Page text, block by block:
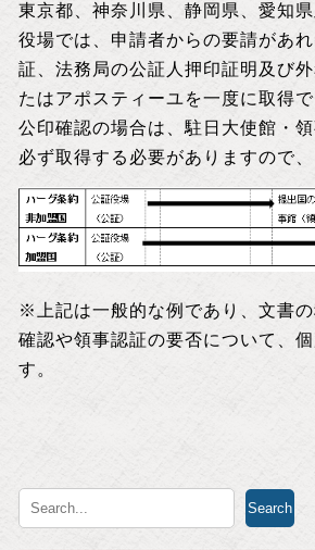
東京都、神奈川県、静岡県、愛知
役場では、申請者からの要請があ
証、法務局の公証人押印証明及び
たはアポスティーユを一度に取得で
公印確認の場合は、駐日大使館・
必ず取得する必要がありますので、
※上記は一般的な例であり、文書
確認や領事認証の要否について、
す。